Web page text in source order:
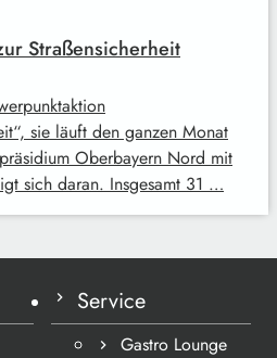
Straßensicherheit
sie läuft den ganzen Monat
Oberbayern Nord mit
sich daran. Insgesamt 31 …
Service
Gastro Lounge